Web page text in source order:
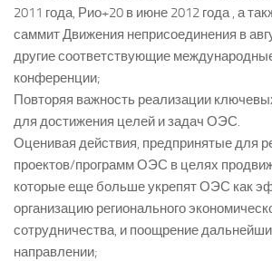
2011 года, Рио+20 в июне 2012 года , а
саммит Движения неприсоединения в
другие соответствующие
конференции;
Повторяя важность реализации
для достижения целей и задач ОЭС.
Оценивая действия, предпринятые для
проектов/программ ОЭС в целях
которые еще больше укрепят ОЭС как
организацию регионального
сотрудничества, и поощрение
направлении;